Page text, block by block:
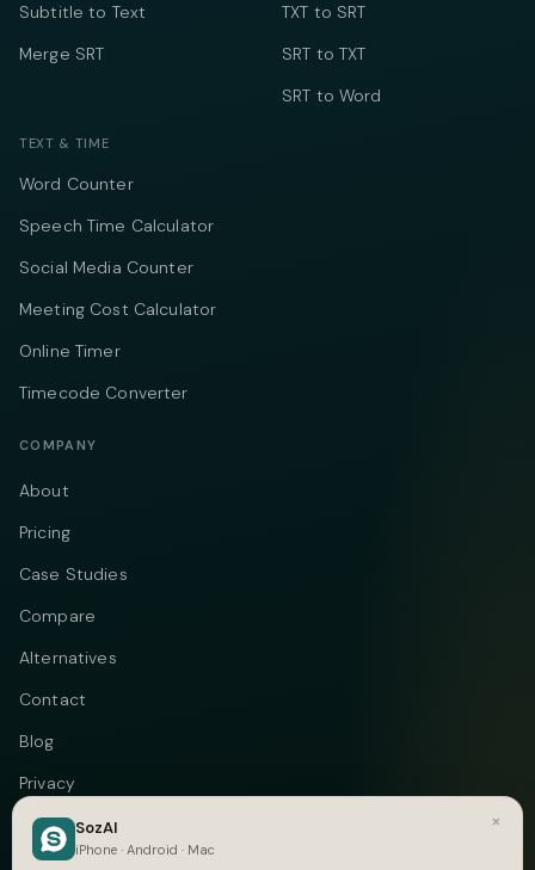
Subtitle to Text
Merge SRT
TXT to SRT
SRT to TXT
SRT to Word
TEXT & TIME
Word Counter
Speech Time Calculator
Social Media Counter
Meeting Cost Calculator
Online Timer
Timecode Converter
COMPANY
About
Pricing
Case Studies
Compare
Alternatives
Contact
Blog
Privacy
Terms
×
SozAI
iPhone · Android · Mac